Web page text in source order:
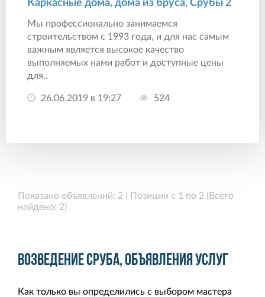
Каркасные дома, дома из бруса, Срубы 2
Мы профессионально занимаемся
строительством с 1993 года, и для нас самым
важным является высокое качество
выполняемых нами работ и доступные цены
для..
26.06.2019 в 19:27 524
Показано объявлений: 2 | Позиции с 1 по 2 (Всего
найдено: 2)
Возведение сруба, объявления услуг
Как только вы определились с выбором мастера